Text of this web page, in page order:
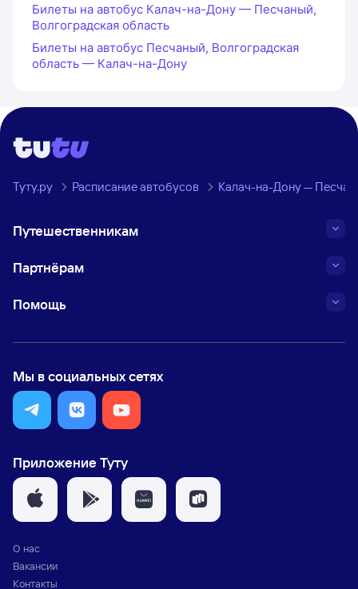
Билеты на автобус Калач-на-Дону — Песчаный,
Волгоградская область
Билеты на автобус Песчаный, Волгоградская
область — Калач-на-Дону
Туту.ру Расписание автобусов Калач-на-Дону —
Путешественникам
Партнёрам
Помощь
Мы в социальных сетях
Приложение Туту
О нас
Вакансии
Контакты